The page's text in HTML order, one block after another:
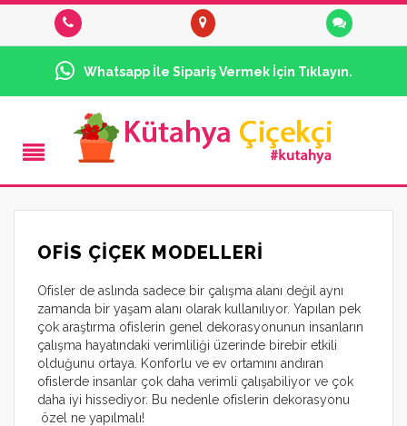
Whatsapp İle Sipariş Vermek İçin Tıklayın.
OFIS ÇIÇEK MODELLERI
Ofisler de aslında sadece bir çalışma alanı değil aynı
zamanda bir yaşam alanı olarak kullanılıyor. Yapılan pek
çok araştırma ofislerin genel dekorasyonunun insanların
çalışma hayatındaki verimliliği üzerinde birebir etkili
olduğunu ortaya. Konforlu ve ev ortamını andıran
ofislerde insanlar çok daha verimli çalışabiliyor ve çok
daha iyi hissediyor. Bu nedenle ofislerin dekorasyonu
özel ne yapılmalı!